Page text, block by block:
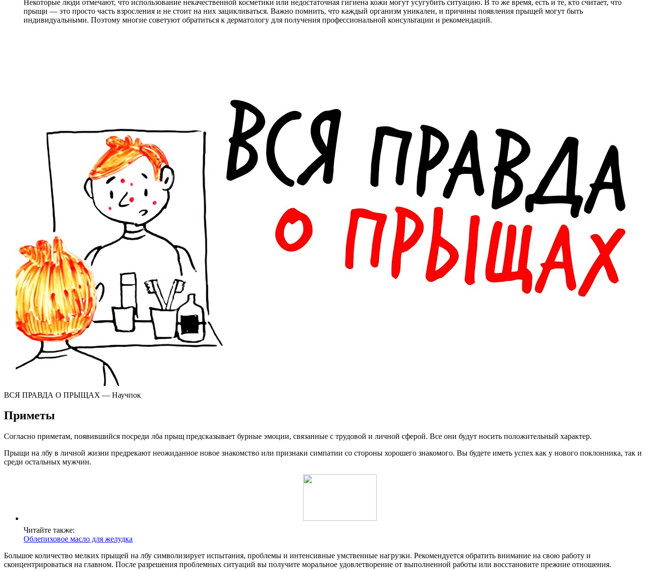
Некоторые люди отмечают, что использование некачественной косметики или недостаточная гигиена кожи могут усугубить ситуацию. В то же время, есть и те, кто считает, что
прыщи — это просто часть взросления и не стоит на них зацикливаться. Важно помнить, что каждый организм уникален, и причины появления прыщей могут быть
индивидуальными. Поэтому многие советуют обратиться к дерматологу для получения профессиональной консультации и рекомендаций.
ВСЯ ПРАВДА О ПРЫЩАХ — Научпок
Приметы
Согласно приметам, появившийся посреди лба прыщ предсказывает бурные эмоции, связанные с трудовой и личной сферой. Все они будут носить положительный характер.
Прыщи на лбу в личной жизни предрекают неожиданное новое знакомство или признаки симпатии со стороны хорошего знакомого. Вы будете иметь успех как у нового поклонника, так и
среди остальных мужчин.
Читайте также:
Облепиховое масло для желудка
Большое количество мелких прыщей на лбу символизирует испытания, проблемы и интенсивные умственные нагрузки. Рекомендуется обратить внимание на свою работу и
сконцентрироваться на главном. После разрешения проблемных ситуаций вы получите моральное удовлетворение от выполненной работы или восстановите прежние отношения.